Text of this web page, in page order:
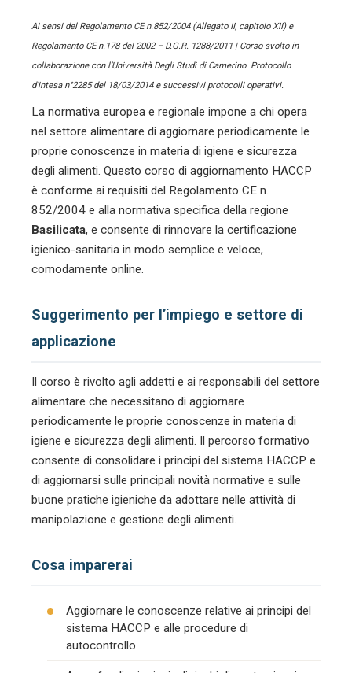
Ai sensi del Regolamento CE n.852/2004 (Allegato II, capitolo XII) e
Regolamento CE n.178 del 2002 – D.G.R. 1288/2011 | Corso svolto in
collaborazione con l’Università Degli Studi di Camerino. Protocollo
d’intesa n°2285 del 18/03/2014 e successivi protocolli operativi.
La normativa europea e regionale impone a chi opera
nel settore alimentare di aggiornare periodicamente le
proprie conoscenze in materia di igiene e sicurezza
degli alimenti. Questo corso di aggiornamento HACCP
è conforme ai requisiti del Regolamento CE n.
852/2004 e alla normativa specifica della regione
Basilicata, e consente di rinnovare la certificazione
igienico-sanitaria in modo semplice e veloce,
comodamente online.
Suggerimento per l’impiego e settore di
applicazione
Il corso è rivolto agli addetti e ai responsabili del settore
alimentare che necessitano di aggiornare
periodicamente le proprie conoscenze in materia di
igiene e sicurezza degli alimenti. Il percorso formativo
consente di consolidare i principi del sistema HACCP e
di aggiornarsi sulle principali novità normative e sulle
buone pratiche igieniche da adottare nelle attività di
manipolazione e gestione degli alimenti.
Cosa imparerai
Aggiornare le conoscenze relative ai principi del
sistema HACCP e alle procedure di
autocontrollo